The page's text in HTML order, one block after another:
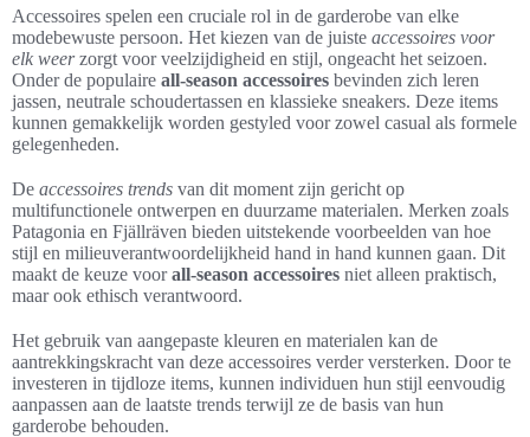
Accessoires spelen een cruciale rol in de garderobe van elke
modebewuste persoon. Het kiezen van de juiste accessoires voor
elk weerzorgt voor veelzijdigheid en stijl, ongeacht het seizoen.
Onder de populaire all-season accessoires bevinden zich leren
jassen, neutrale schoudertassen en klassieke sneakers. Deze items
kunnen gemakkelijk worden gestyled voor zowel casual als formele
gelegenheden.
De accessoires trends van dit moment zijn gericht op
multifunctionele ontwerpen en duurzame materialen. Merken zoals
Patagonia en Fjällräven bieden uitstekende voorbeelden van hoe
stijl en milieuverantwoordelijkheid hand in hand kunnen gaan. Dit
maakt de keuze voorall-season accessoires niet alleen praktisch,
maar ook ethisch verantwoord.
Het gebruik van aangepaste kleuren en materialen kan de
aantrekkingskracht van deze accessoires verder versterken. Door te
investeren in tijdloze items, kunnen individuen hun stijl eenvoudig
aanpassen aan de laatste trends terwijl ze de basis van hun
garderobe behouden.